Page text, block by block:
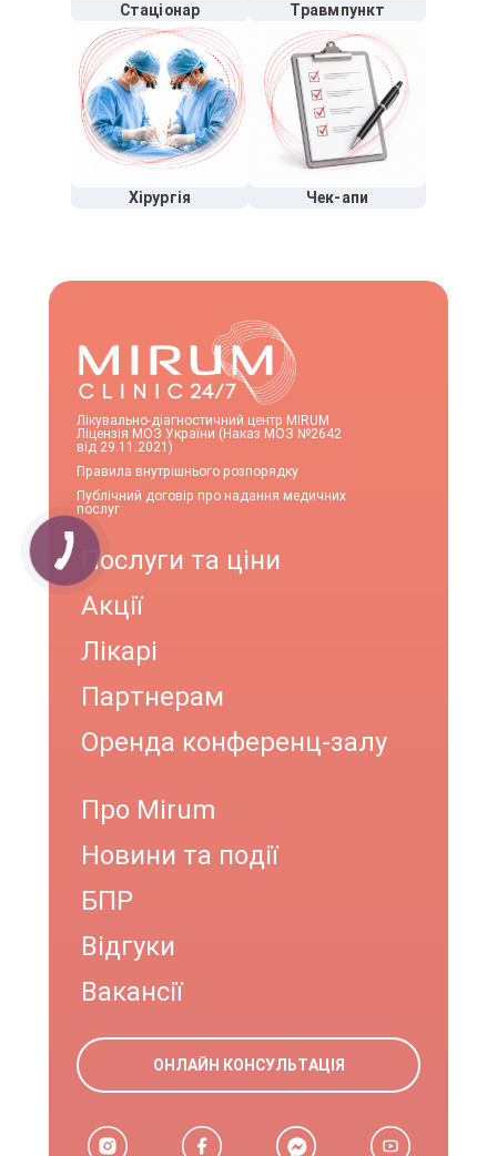
Стаціонар Травмпункт
Хірургія Чек-апи
Лікувально-діагностичний центр MIRUM
Ліцензія МОЗ України (Наказ МОЗ №2642
від 29.11.2021)
Правила внутрішнього розпорядку
Публічний договір про надання медичних
послуг
Послуги та ціни
Акції
Лікарі
Партнерам
Оренда конференц-залу
Про Mirum
Новини та події
БПР
Відгуки
Вакансії
ОНЛАЙН КОНСУЛЬТАЦІЯ